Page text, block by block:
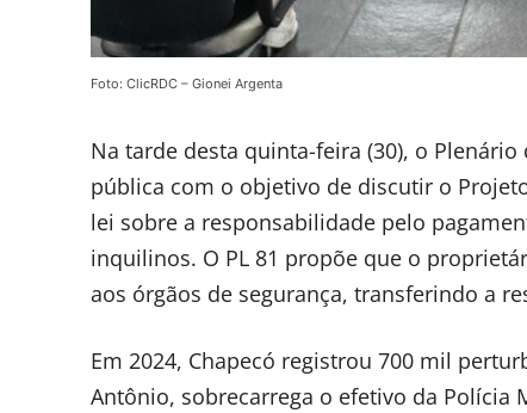
Foto: ClicRDC – Gionei Argenta
Na tarde desta quinta-feira (30), o
pública com o objetivo de discutir o
lei sobre a responsabilidade pelo
inquilinos. O PL 81 propõe que o
aos órgãos de segurança, transferindo a
Em 2024, Chapecó registrou 700 mil
Antônio, sobrecarrega o efetivo da Polícia